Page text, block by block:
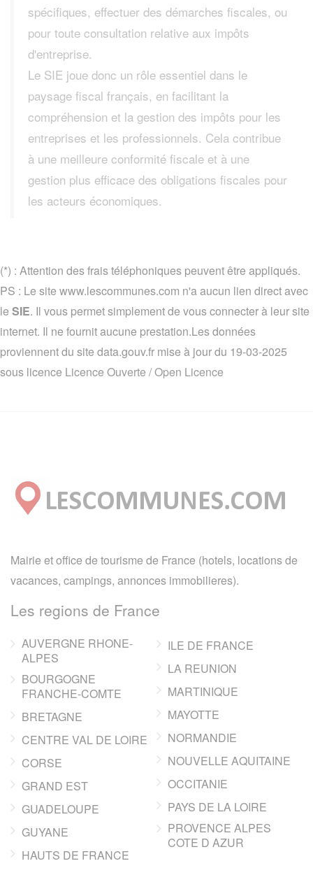
spécifiques, effectuer des démarches fiscales, ou
pour toute consultation relative aux impôts
d'entreprise.
Le SIE joue donc un rôle essentiel dans le
paysage fiscal français, en facilitant la
compréhension et la gestion des impôts pour les
entreprises et les professionnels. Cela contribue
à une meilleure conformité fiscale et à une
gestion plus efficace des obligations fiscales pour
les acteurs économiques.
(*) : Attention des frais téléphoniques peuvent être appliqués.
PS : Le site www.lescommunes.com n'a aucun lien direct avec
le SIE. Il vous permet simplement de vous connecter à leur site
internet. Il ne fournit aucune prestation.Les données
proviennent du site data.gouv.fr mise à jour du 19-03-2025
sous licence Licence Ouverte / Open Licence
Mairie et office de tourisme de France (hotels, locations de
vacances, campings, annonces immobilieres).
Les regions de France
AUVERGNE RHONE-
ALPES
BOURGOGNE
FRANCHE-COMTE
BRETAGNE
CENTRE VAL DE LOIRE
CORSE
GRAND EST
GUADELOUPE
GUYANE
HAUTS DE FRANCE
ILE DE FRANCE
LA REUNION
MARTINIQUE
MAYOTTE
NORMANDIE
NOUVELLE AQUITAINE
OCCITANIE
PAYS DE LA LOIRE
PROVENCE ALPES
COTE D AZUR